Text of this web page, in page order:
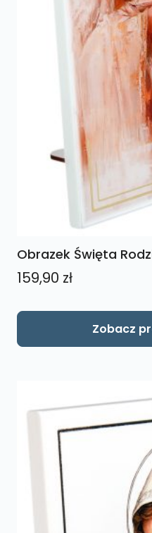
Obrazek Święta
159,90 zł
Zobacz